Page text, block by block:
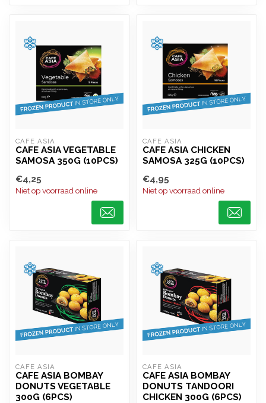
CAFE ASIA
CAFE ASIA VEGETABLE
SAMOSA 350G (10PCS)
€4,25
Niet op voorraad online
CAFE ASIA
CAFE ASIA CHICKEN
SAMOSA 325G (10PCS)
€4,95
Niet op voorraad online
CAFE ASIA
CAFE ASIA BOMBAY
DONUTS VEGETABLE
300G (6PCS)
CAFE ASIA
CAFE ASIA BOMBAY
DONUTS TANDOORI
CHICKEN 300G (6PCS)